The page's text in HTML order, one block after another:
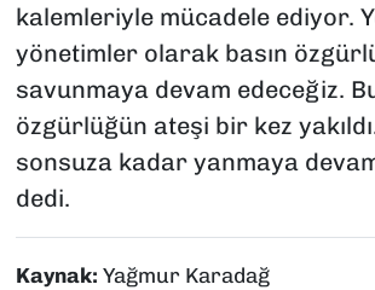
kalemleriyle mücadele ediyor.
yönetimler olarak basın
savunmaya devam edeceğiz.
özgürlüğün ateşi bir kez
sonsuza kadar yanmaya
dedi.
Kaynak: Yağmur Karadağ